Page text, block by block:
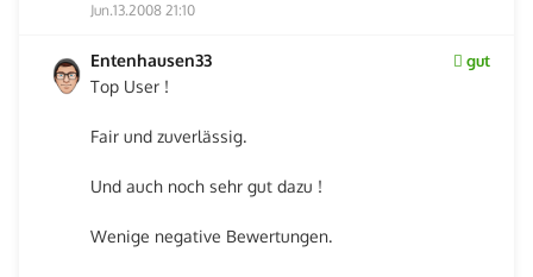
Jun.13.2008 21:10
Entenhausen33 gut
Top User !
Fair und zuverlässig.
Und auch noch sehr gut dazu !
Wenige negative Bewertungen.